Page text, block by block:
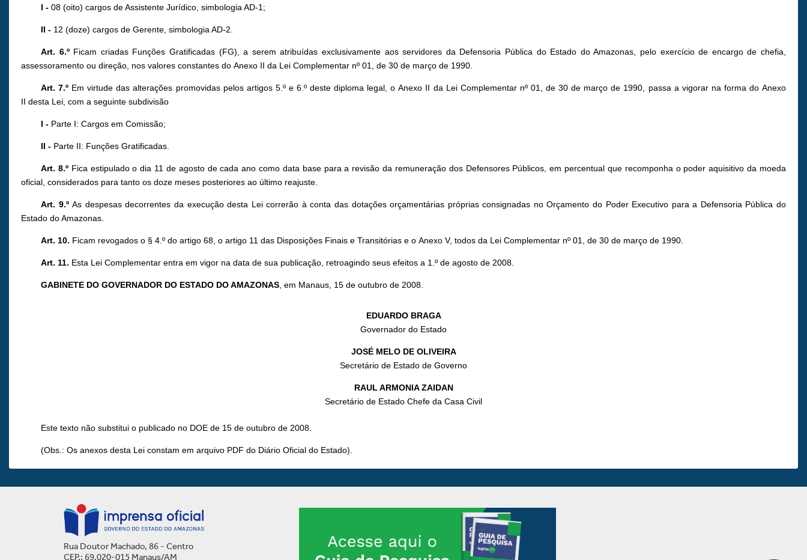
I - 08 (oito) cargos de Assistente Jurídico, simbologia AD-1;
II - 12 (doze) cargos de Gerente, simbologia AD-2.
Art. 6.ºFicam criadas Funções Gratificadas (FG), a serem atribuídas exclusivamente aos servidores da Defensoria Pública do Estado do Amazonas, pelo exercício de encargo de chefia,
assessoramento ou direção, nos valores constantes do Anexo II da Lei Complementar nº 01, de 30 de março de 1990.
Art. 7.º Em virtude das alterações promovidas pelos artigos 5.º e 6.º deste diploma legal, o Anexo II da Lei Complementar nº 01, de 30 de março de 1990, passa a vigorar na forma do Anexo
II desta Lei, com a seguinte subdivisão
I - Parte I: Cargos em Comissão;
II - Parte II: Funções Gratificadas.
Art. 8.ºFica estipulado o dia 11 de agosto de cada ano como data base para a revisão da remuneração dos Defensores Públicos, em percentual que recomponha o poder aquisitivo da moeda
oficial, considerados para tanto os doze meses posteriores ao último reajuste.
Art. 9.ºAs despesas decorrentes da execução desta Lei correrão à conta das dotações orçamentárias próprias consignadas no Orçamento do Poder Executivo para a Defensoria Pública do
Estado do Amazonas.
Art. 10. Ficam revogados o § 4.º do artigo 68, o artigo 11 das Disposições Finais e Transitórias e o Anexo V, todos da Lei Complementar nº 01, de 30 de março de 1990.
Art. 11. Esta Lei Complementar entra em vigor na data de sua publicação, retroagindo seus efeitos a 1.º de agosto de 2008.
GABINETE DO GOVERNADOR DO ESTADO DO AMAZONAS , em Manaus, 15 de outubro de 2008.
EDUARDO BRAGA
Governador do Estado
JOSÉ MELO DE OLIVEIRA
Secretário de Estado de Governo
RAUL ARMONIA ZAIDAN
Secretário de Estado Chefe da Casa Civil
Este texto não substitui o publicado no DOE de 15 de outubro de 2008.
(Obs.: Os anexos desta Lei constam em arquivo PDF do Diário Oficial do Estado).
Rua Doutor Machado, 86 - Centro
CEP.: 69.020-015 Manaus/AM